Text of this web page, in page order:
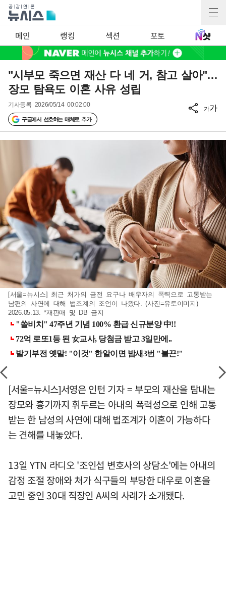
메인 랭킹 섹션 포토
"시부모 죽으면 재산 다 네 거, 참고 살아"…
장모 탐욕도 이혼 사유 성립
기사등록 2026/05/14 00:02:00
구글에서 선호하는 매체로 추가
가가
[서울=뉴시스] 최근 처가의 금전 요구나 배우자의 폭력으로 고통받는
남편의 사연에 대해 법조계의 조언이 나왔다. (사진=유토이미지)
2026.05.13. *재판매 및 DB 금지
[서울=뉴시스]서영은 인턴 기자 = 부모의 재산을 탐내는
장모와 흉기까지 휘두르는 아내의 폭력성으로 인해 고통
받는 한 남성의 사연에 대해 법조계가 이혼이 가능하다
는 견해를 내놓았다.
13일 YTN 라디오 '조인섭 변호사의 상담소'에는 아내의
감정 조절 장애와 처가 식구들의 부당한 대우로 이혼을
고민 중인 30대 직장인 A씨의 사례가 소개됐다.